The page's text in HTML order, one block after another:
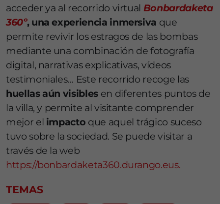
acceder ya al recorrido virtual Bonbardaketa
360º, una experiencia inmersiva que
permite revivir los estragos de las bombas
mediante una combinación de fotografía
digital, narrativas explicativas, vídeos
testimoniales… Este recorrido recoge las
huellas aún visiblesen diferentes puntos de
la villa, y permite al visitante comprender
mejor el impacto que aquel trágico suceso
tuvo sobre la sociedad. Se puede visitar a
través de la web
https://bonbardaketa360.durango.eus.
TEMAS